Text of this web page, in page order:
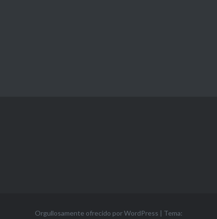
Orgullosamente ofrecido por WordPress | Tema: